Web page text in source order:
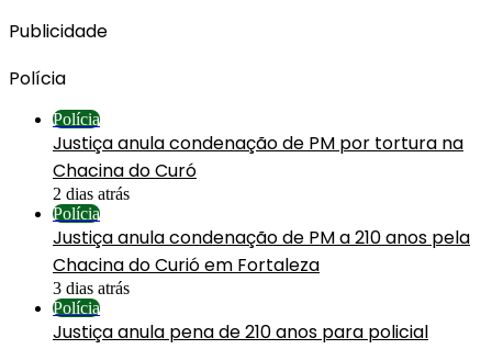
Publicidade
Polícia
Polícia
Justiça anula condenação de PM por tortura na
Chacina do Curó
2 dias atrás
Polícia
Justiça anula condenação de PM a 210 anos pela
Chacina do Curió em Fortaleza
3 dias atrás
Polícia
Justiça anula pena de 210 anos para policial